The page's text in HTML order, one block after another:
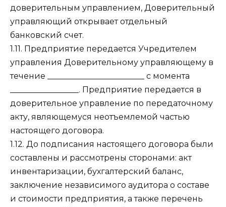
доверительным управлением, Доверительный
управляющий открывает отдельный
банковский счет.
1.11. Предприятие передается Учредителем
управления Доверительному управляющему в
течение ________________________ с момента
_________________. Предприятие передается в
доверительное управление по передаточному
акту, являющемуся неотъемлемой частью
настоящего договора.
1.12. До подписания настоящего договора были
составлены и рассмотрены сторонами: акт
инвентаризации, бухгалтерский баланс,
заключение независимого аудитора о составе
и стоимости предприятия, а также перечень